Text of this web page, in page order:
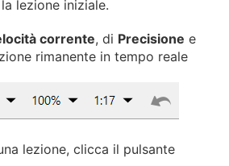
la lezione iniziale.
corrente, di Precisione e
rimanente in tempo reale
lezione, clicca il pulsante